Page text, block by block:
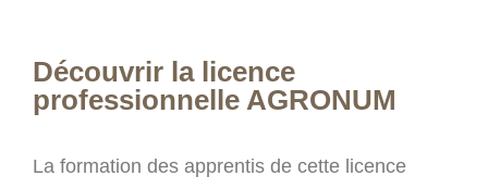
Découvrir la licence
professionnelle AGRONUM
La formation des apprentis de cette licence